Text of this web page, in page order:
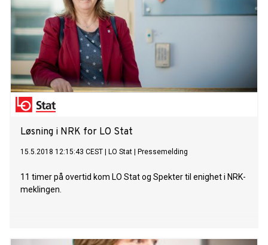
Løsning i NRK for LO Stat
15.5.2018 12:15:43 CEST LO Stat Pressemelding
11 timer på overtid kom LO Stat og Spekter til enighet i NRK-
meklingen.